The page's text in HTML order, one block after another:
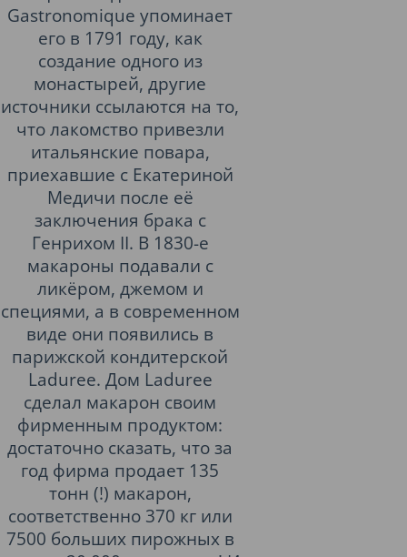
Gastronomique упоминает
его в 1791 году, как
создание одного из
монастырей, другие
источники ссылаются на то,
что лакомство привезли
итальянские повара,
приехавшие с Екатериной
Медичи после её
заключения брака с
Генрихом II. В 1830-е
макароны подавали с
ликёром, джемом и
специями, а в современном
виде они появились в
парижской кондитерской
Ladurеe. Дом Ladurеe
сделал макарон своим
фирменным продуктом:
достаточно сказать, что за
год фирма продает 135
тонн (!) макарон,
соответственно 370 кг или
7500 больших пирожных в